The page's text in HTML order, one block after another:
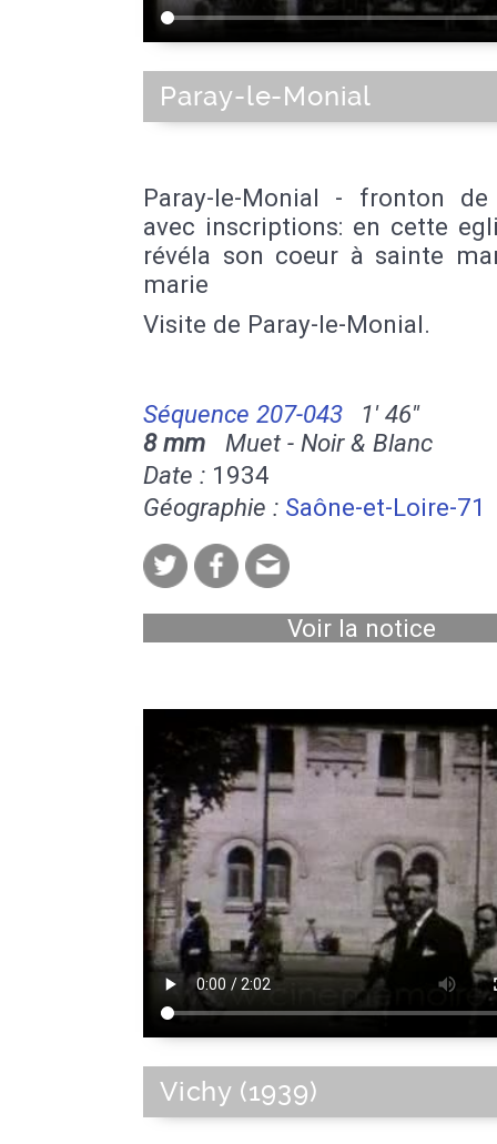
Paray-le-Monial
Paray-le-Monial - fronton de
avec inscriptions: en cette
révéla son coeur à sainte
marie
Visite de Paray-le-Monial.
Séquence 207-043
1' 46''
8 mm Muet - Noir & Blanc
Date : 1934
Géographie : Saône-et-Loire-71
Voir la notice
Vichy (1939)